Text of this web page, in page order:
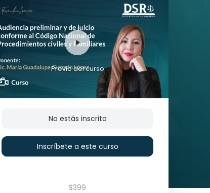
Previo del curso
No estás inscrito
Inscríbete a este curso
$399